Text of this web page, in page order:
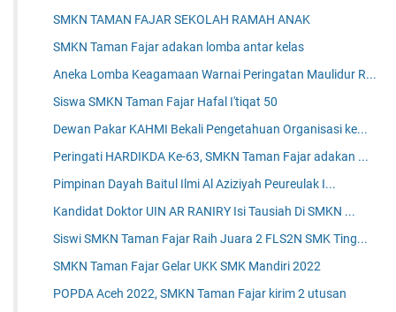
SMKN TAMAN FAJAR SEKOLAH RAMAH ANAK
SMKN Taman Fajar adakan lomba antar kelas
Aneka Lomba Keagamaan Warnai Peringatan Maulidur R...
Siswa SMKN Taman Fajar Hafal I'tiqat 50
Dewan Pakar KAHMI Bekali Pengetahuan Organisasi ke...
Peringati HARDIKDA Ke-63, SMKN Taman Fajar adakan ...
Pimpinan Dayah Baitul Ilmi Al Aziziyah Peureulak I...
Kandidat Doktor UIN AR RANIRY Isi Tausiah Di SMKN ...
Siswi SMKN Taman Fajar Raih Juara 2 FLS2N SMK Ting...
SMKN Taman Fajar Gelar UKK SMK Mandiri 2022
POPDA Aceh 2022, SMKN Taman Fajar kirim 2 utusan